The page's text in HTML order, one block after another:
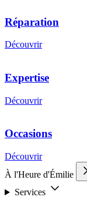
Réparation
Découvrir
Expertise
Découvrir
Occasions
Découvrir
À l'Heure d'Émilie
Services